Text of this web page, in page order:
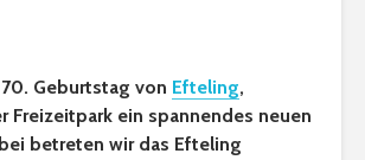
Geburtstag von Efteling,
Freizeitpark ein spannendes neuen
betreten wir das Efteling